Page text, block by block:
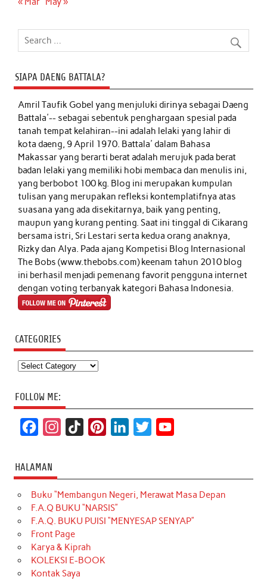
SIAPA DAENG BATTALA?
Amril Taufik Gobelyang menjuluki dirinya sebagai Daeng
Battala'-- sebagai sebentuk penghargaan spesial pada
tanah tempat kelahiran--ini adalah lelaki yang lahir di
kota daeng, 9 April 1970. Battala' dalam Bahasa
Makassar yang berarti berat adalah merujuk pada berat
badan lelaki yang memiliki hobi membaca dan menulis ini,
yang berbobot 100 kg. Blog ini merupakan kumpulan
tulisan yang merupakan refleksi kontemplatifnya atas
suasana yang ada disekitarnya, baik yang penting,
maupun yang kurang penting. Saat ini tinggal di Cikarang
bersama istri, Sri Lestari serta kedua orang anaknya,
Rizky dan Alya. Pada ajang Kompetisi Blog Internasional
The Bobs (www.thebobs.com) keenam tahun 2010 blog
ini berhasil menjadi pemenang favorit pengguna internet
dengan voting terbanyak kategori Bahasa Indonesia.
CATEGORIES
Categories
FOLLOW ME:
c
e
b
o
o
k
t
a
g
r
a
m
T
o
k
t
e
r
k
e
d
t
t
e
T
u
b
HALAMAN
Buku “Membangun Negeri, Merawat Masa Depan
F.A.Q BUKU “NARSIS”
F.A.Q. BUKU PUISI “MENYESAP SENYAP”
Front Page
Karya & Kiprah
KOLEKSI E-BOOK
Kontak Saya